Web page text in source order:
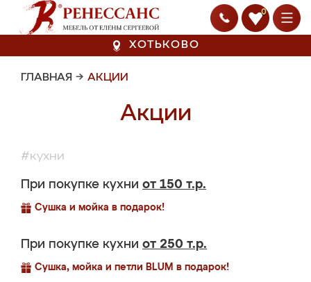
0
ХОТЬКОВО
ГЛАВНАЯ → АКЦИИ
Акции
#кухни
При покупке кухни от 150 т.р.
Сушка и мойка в подарок!
При покупке кухни от 250 т.р.
Сушка, мойка и петли BLUM в подарок!